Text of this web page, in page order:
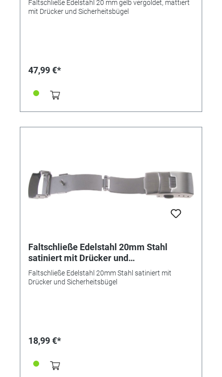
Faltschließe Edelstahl 20 mm gelb vergoldet, mattiert
mit Drücker und Sicherheitsbügel
47,99 €*
Faltschließe Edelstahl 20mm Stahl
satiniert mit Drücker und
Sicherheitsbügel
Faltschließe Edelstahl 20mm Stahl satiniert mit
Drücker und Sicherheitsbügel
18,99 €*